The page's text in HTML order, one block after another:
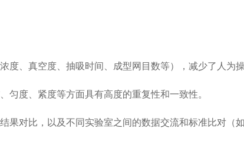
度、真空度、抽吸时间、成型网目数等），减少了人为
匀度、紧度等方面具有高度的重复性和一致性。
果对比，以及不同实验室之间的数据交流和标准比对（如